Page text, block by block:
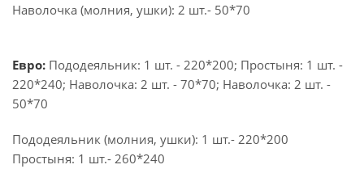
Наволочка (молния, ушки): 2 шт.- 50*70
Евро: Пододеяльник: 1 шт. - 220*200; Простыня: 1 шт. -
220*240; Наволочка: 2 шт. - 70*70; Наволочка: 2 шт. -
50*70
Пододеяльник (молния, ушки): 1 шт.- 220*200
Простыня: 1 шт.- 260*240